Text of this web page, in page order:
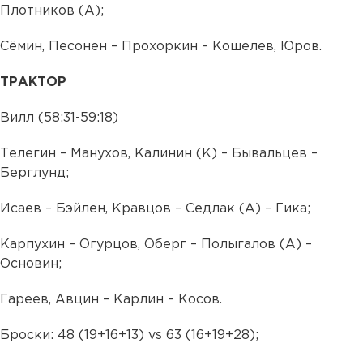
Плотников (А);
Сёмин, Песонен – Прохоркин – Кошелев, Юров.
ТРАКТОР
Вилл (58:31-59:18)
Телегин – Манухов, Калинин (К) – Бывальцев –
Берглунд;
Исаев – Бэйлен, Кравцов – Седлак (А) – Гика;
Карпухин – Огурцов, Оберг – Полыгалов (А) –
Основин;
Гареев, Авцин – Карлин – Косов.
Броски: 48 (19+16+13) vs 63 (16+19+28);